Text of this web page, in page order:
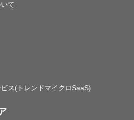
て
ス(トレンドマイクロSaaS)